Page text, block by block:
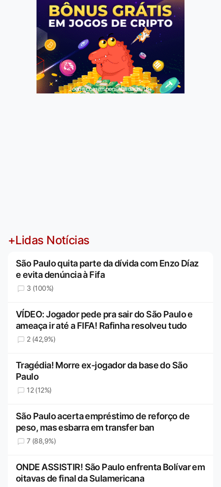
Jogue com responsabilidade. 18+
+Lidas Notícias
São Paulo quita parte da dívida com Enzo Díaz
e evita denúncia à Fifa
3 (100%)
VÍDEO: Jogador pede pra sair do São Paulo e
ameaça ir até a FIFA! Rafinha resolveu tudo
2 (42,9%)
Tragédia! Morre ex-jogador da base do São
Paulo
12 (12%)
São Paulo acerta empréstimo de reforço de
peso, mas esbarra em transfer ban
7 (88,9%)
ONDE ASSISTIR! São Paulo enfrenta Bolívar em
oitavas de final da Sulamericana